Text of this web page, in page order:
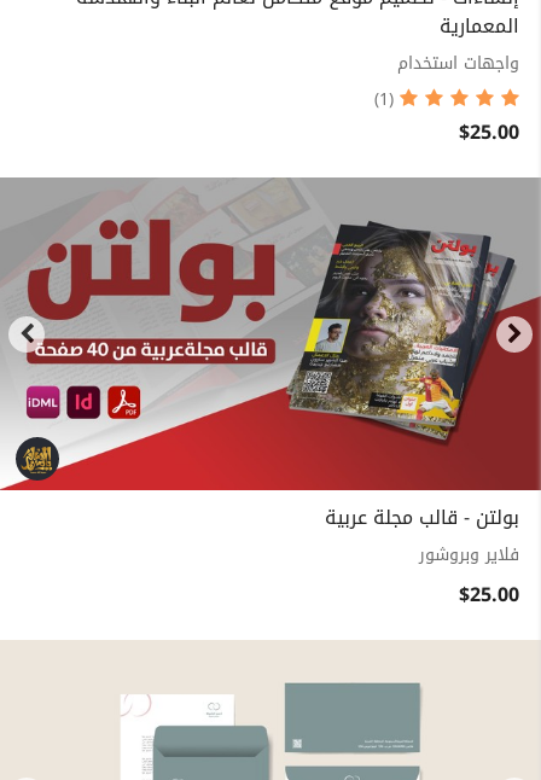
المعمارية
واجهات استخدام
(1)
$25.00
بولتن - قالب مجلة عربية
فلاير وبروشور
$25.00